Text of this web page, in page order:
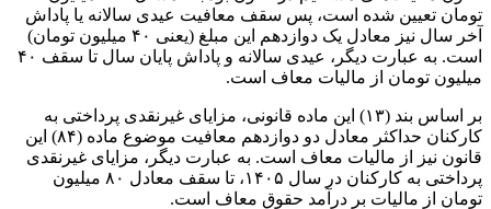
تومان تعیین شده است، پس سقف معافیت عیدی سالانه یا پاداش
آخر سال نیز معادل یک دوازدهم این مبلغ (یعنی ۴۰ میلیون تومان)
است. به عبارت دیگر، عیدی سالانه و پاداش پایان سال تا سقف ۴۰
میلیون تومان از مالیات معاف است.
بر اساس بند (۱۳) این ماده قانونی، مزایای غیرنقدی پرداختی به
کارکنان حداکثر معادل دو دوازدهم معافیت موضوع ماده (۸۴) این
قانون نیز از مالیات معاف است. به عبارت دیگر، مزایای غیرنقدی
پرداختی به کارکنان در سال ۱۴۰۵، تا سقف معادل ۸۰ میلیون
تومان از مالیات بر درآمد حقوق معاف است.